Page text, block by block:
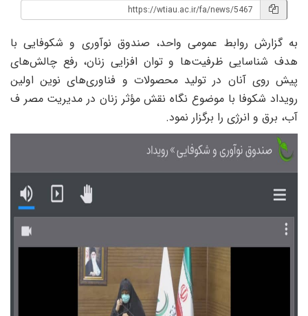
گزارش روابط عمومی واحد، صندوق نوآوری و شکوفایی با
شناسایی ظرفیت‌ها و توان افزایی زنان، رفع چالش‌های
روی آنان در تولید محصولات و فناوری‌های نوین اولین
شکوفا با موضوع نگاه نقش مؤثر زنان در مدیریت مصر ف
برق و انرژی را برگزار نمود.